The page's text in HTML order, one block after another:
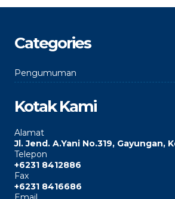
Categories
Pengumuman
Kotak Kami
Alamat
Jl. Jend. A.Yani No.319, Gayungan,
Telepon
+6231 8412886
Fax
+6231 8416686